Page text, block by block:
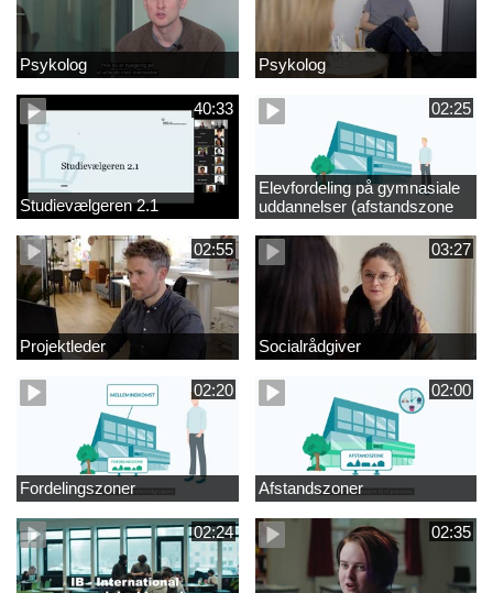
Psykolog Psykolog
40:33
Studievælgeren 2.1
02:25
Elevfordeling på gymnasiale
uddannelser (afstandszone
redigeret)
02:55
Projektleder
03:27
Socialrådgiver
02:20
Fordelingszoner
02:00
Afstandszoner
02:24 02:35